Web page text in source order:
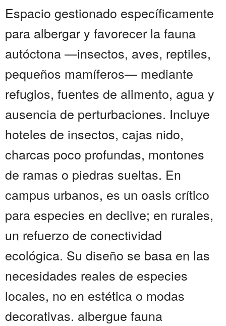
Espacio gestionado específicamente
para albergar y favorecer la fauna
autóctona —insectos, aves, reptiles,
pequeños mamíferos— mediante
refugios, fuentes de alimento, agua y
ausencia de perturbaciones. Incluye
hoteles de insectos, cajas nido,
charcas poco profundas, montones
de ramas o piedras sueltas. En
campus urbanos, es un oasis crítico
para especies en declive; en rurales,
un refuerzo de conectividad
ecológica. Su diseño se basa en las
necesidades reales de especies
locales, no en estética o modas
decorativas. albergue fauna